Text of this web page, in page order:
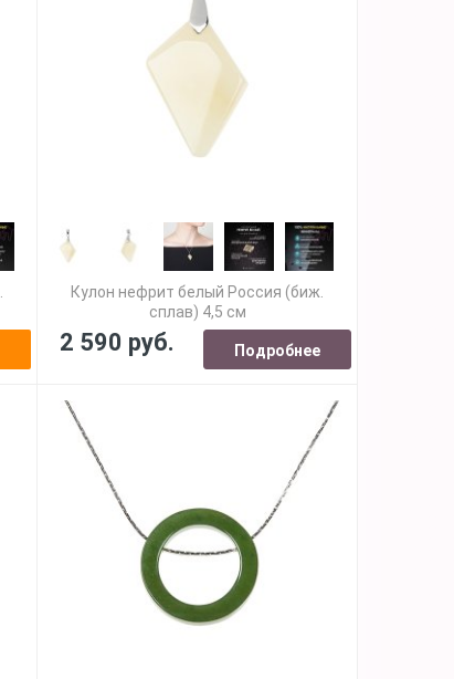
Кулон нефрит белый Россия (биж.
сплав) 4,5 см
2 590 руб. Подробнее